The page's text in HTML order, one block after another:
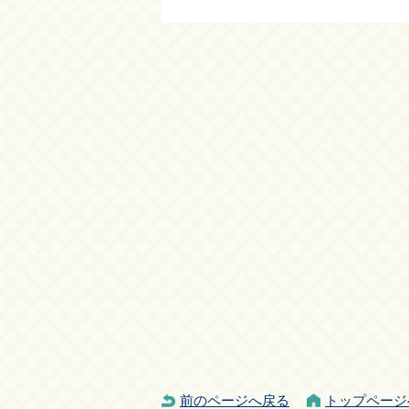
前のページへ戻る トップペー